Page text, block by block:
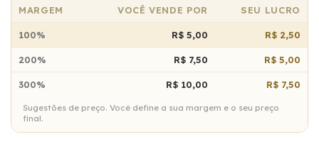
MARGEM VOCÊ VENDE POR SEU LUCRO
100% R$ 5,00 R$ 2,50
200% R$ 7,50 R$ 5,00
300% R$ 10,00 R$ 7,50
Sugestões de preço. Você define a sua margem e o seu preço
final.